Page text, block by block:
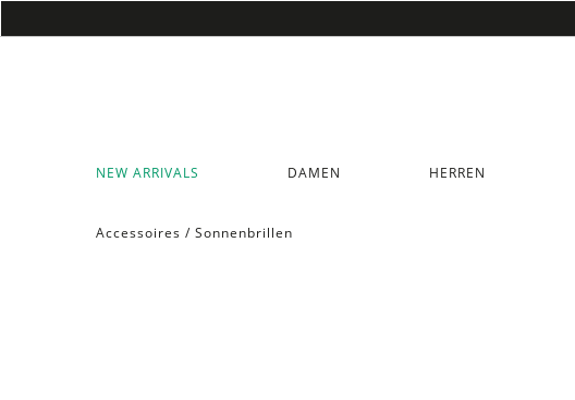
NEW ARRIVALS DAMEN HERREN
Accessoires / Sonnenbrillen